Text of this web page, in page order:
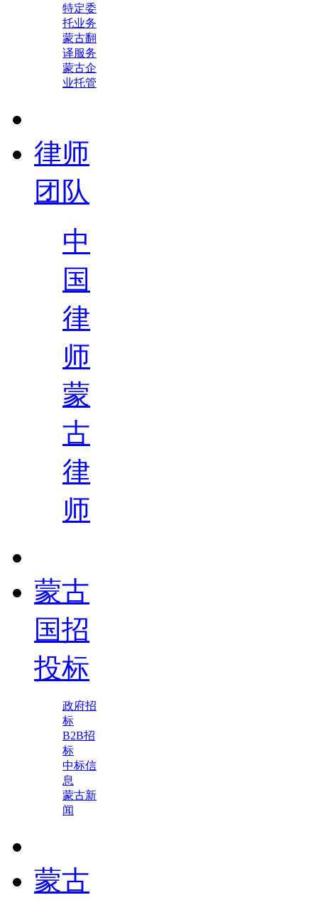
特定委
托业务
蒙古翻
译服务
蒙古企
业托管
律师
团队
中
国
律
师
蒙
古
律
师
蒙古
国招
投标
政府招
标
B2B招
标
中标信
息
蒙古新
闻
蒙古